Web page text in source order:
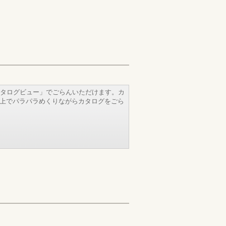
ログビュー」でごらんいただけます。カ
でパラパラめくりながらカタログをごら